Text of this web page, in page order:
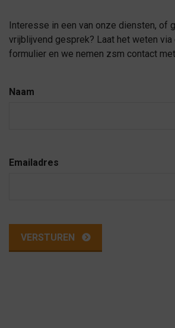
Interesse in een van onze diensten, of
vrijblijvend gesprek? Laat het weten via
formulier en we nemen zsm contact
Naam
Emailadres